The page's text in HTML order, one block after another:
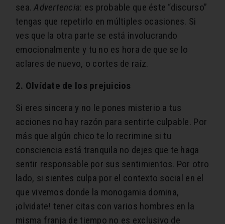
sea.Advertencia: es probable que éste “discurso”
tengas que repetirlo en múltiples ocasiones. Si
ves que la otra parte se está involucrando
emocionalmente y tu no es hora de que se lo
aclares de nuevo, o cortes de raíz.
2. Olvídate de los prejuicios
Si eres sincera y no le pones misterio a tus
acciones no hay razón para sentirte culpable. Por
más que algún chico te lo recrimine si tu
consciencia está tranquila no dejes que te haga
sentir responsable por sus sentimientos. Por otro
lado, si sientes culpa por el contexto social en el
que vivemos donde la monogamia domina,
¡olvidate! tener citas con varios hombres en la
misma franja de tiempo no es exclusivo de